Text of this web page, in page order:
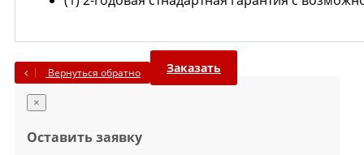
Вернуться обратно Заказать
×
Оставить заявку